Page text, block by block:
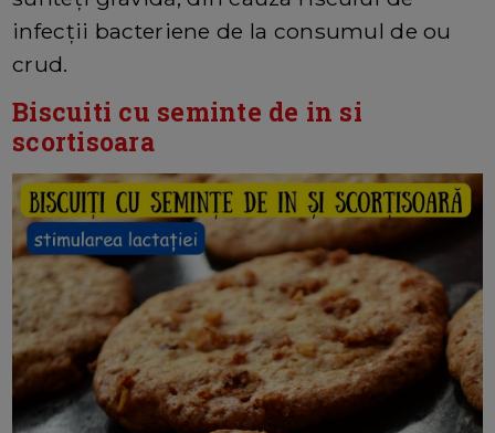
infecții bacteriene de la consumul de ou
crud.
Biscuiti cu seminte de in si
scortisoara